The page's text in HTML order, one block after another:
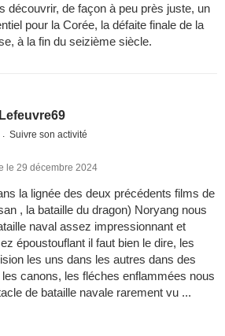
découvrir, de façon à peu près juste, un
pour la Corée, la défaite finale de la
à la fin du seizième siècle.
Suivre son activité
le 29 décembre 2024
la lignée des deux précédents films de
, la bataille du dragon) Noryang nous
naval assez impressionnant et
époustouflant il faut bien le dire, les
les uns dans les autres dans des
canons, les fléches enflammées nous
de bataille navale rarement vu ...